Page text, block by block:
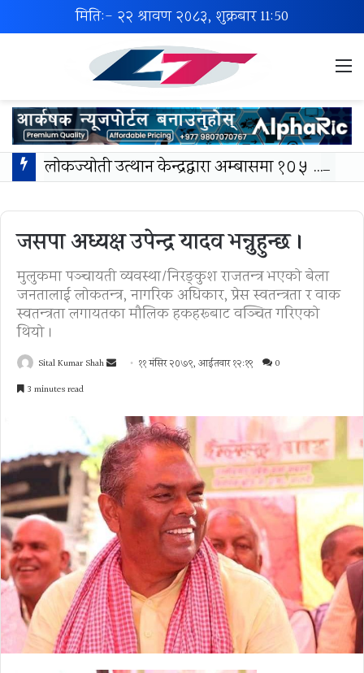
मिति:- २२ श्रावण २०८३, शुक्रबार11:50
लोकज्योती उत्थान केन्द्रद्वारा अम्बासमा १०५ विपन्न विद्यार्थीलाई शैक्षिक तथा खेलकुद सामग्री वितरण
जसपा अध्यक्ष उपेन्द्र यादव भन्नुहुन्छ ।
मुलुकमा पञ्चायती व्यवस्था/निरङ्कुश राजतन्त्र भएको बेला
जनतालाई लोकतन्त्र, नागरिक अधिकार, प्रेस स्वतन्त्रता र वाक
स्वतन्त्रता लगायतका मौलिक हकहरूबाट वञ्चित गरिएको
थियो ।
Sital Kumar Shah
Send ११ मंसिर २०७९, आईतवार १२:१९
0
3 minutes read